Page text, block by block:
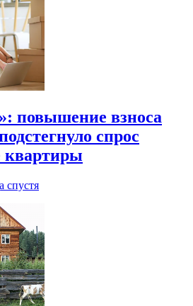
повышение взноса
спрос
квартиры
спустя